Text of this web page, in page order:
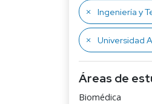
Ingeniería y
Universidad
Áreas de
Biomédica